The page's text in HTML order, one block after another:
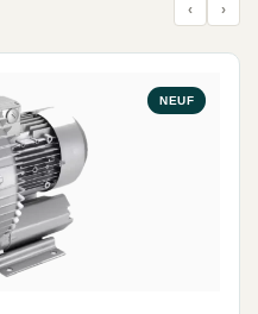
‹ ›
NEUF